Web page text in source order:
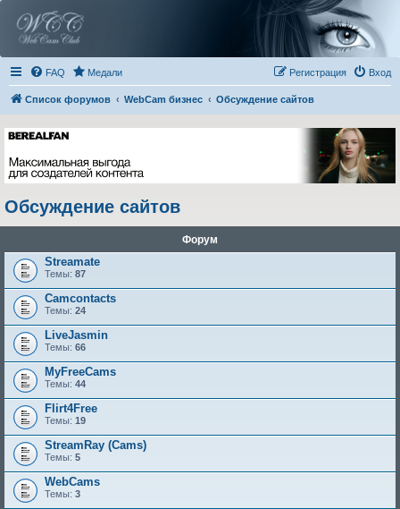
FAQ Медали Вход
Регистрация
Список форумов WebCam бизнес Обсуждение сайтов
Обсуждение сайтов
Форум
Streamate
Темы: 87
Camcontacts
Темы: 24
LiveJasmin
Темы: 66
MyFreeCams
Темы: 44
Flirt4Free
Темы: 19
StreamRay (Cams)
Темы: 5
WebCams
Темы: 3